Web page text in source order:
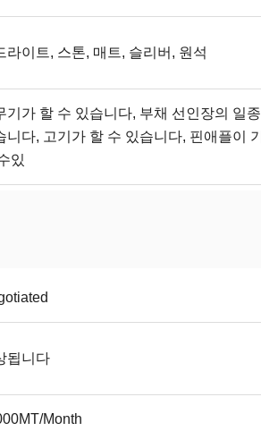
라이트, 스톤, 매트, 슬리버, 원석
기가 할 수 있습니다, 부채 선인장의 일
니다, 고기가 할 수 있습니다, 핀애플이
있
됩니다
Month